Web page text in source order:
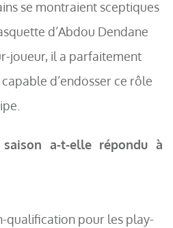
se montraient sceptiques
d’Abdou Dendane
joueur, il a parfaitement
d’endosser ce rôle
a-t-elle répondu à
qualification pour les play-